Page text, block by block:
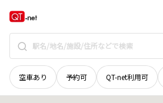
空車あり 予約可 QT-net利用可
北海道